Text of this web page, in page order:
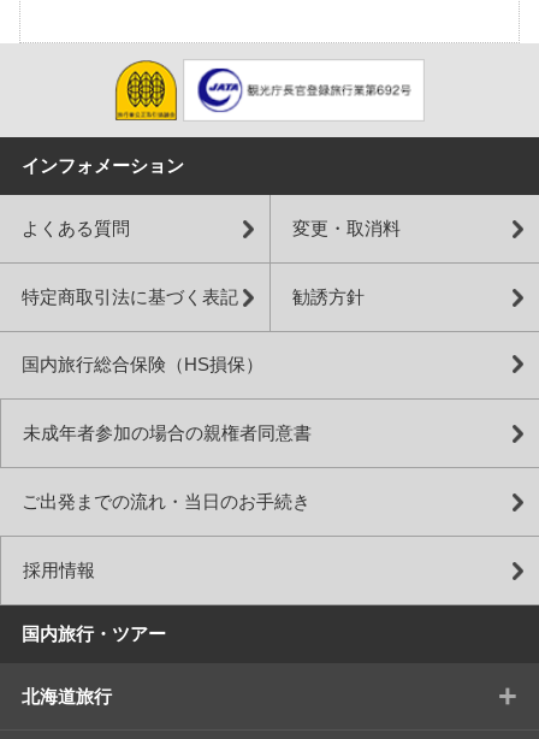
インフォメーション
よくある質問 変更・取消料
特定商取引法に基づく表記 勧誘方針
国内旅行総合保険（HS損保）
未成年者参加の場合の親権者同意書
ご出発までの流れ・当日のお手続き
採用情報
国内旅行・ツアー
北海道旅行 +